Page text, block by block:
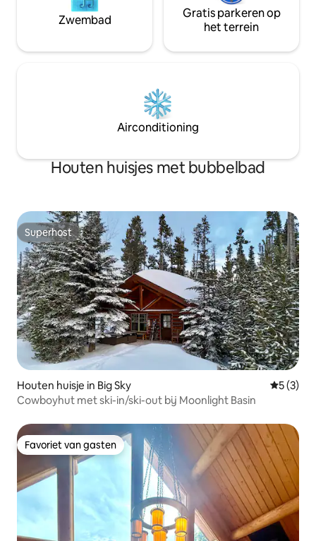
Zwembad
Gratis parkeren op
het terrein
Airconditioning
Houten huisjes met bubbelbad
Superhost
Superhost
Houten huisje in Big Sky
5 (3)
Cowboyhut met ski-in/ski-out bij Moonlight Basin
Favoriet van gasten
Favoriet van gasten